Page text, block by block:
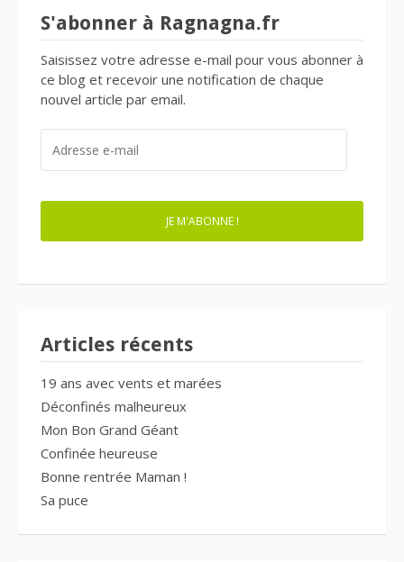
S'abonner à Ragnagna.fr
Saisissez votre adresse e-mail pour vous abonner à
ce blog et recevoir une notification de chaque
nouvel article par email.
MAIL
JE M'ABONNE !
Articles récents
19 ans avec vents et marées
Déconfinés malheureux
Mon Bon Grand Géant
Confinée heureuse
Bonne rentrée Maman !
Sa puce